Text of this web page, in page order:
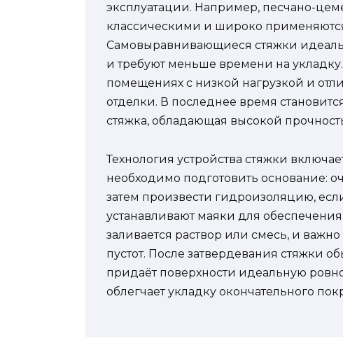
эксплуатации. Например, песчано-
классическими и широко
Самовыравнивающиеся стяжки
и требуют меньше времени на
помещениях с низкой нагрузкой и
отделки. В последнее время
стяжка, обладающая высокой
Технология устройства стяжки
необходимо подготовить основание:
затем произвести гидроизоляцию,
устанавливают маяки для
заливается раствор или смесь, и
пустот. После затвердевания стяжки
придаёт поверхности идеальную
облегчает укладку окончательного